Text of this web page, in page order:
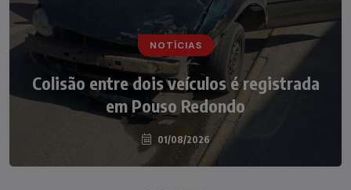
NOTÍCIAS
Colisão entre dois veículos é registrada
em Pouso Redondo
01/08/2026
NOTÍCIAS
Irmãos de 7 e 14 anos morrem
atropelados na BR-470 em Pouso
Redondo
04/08/2026